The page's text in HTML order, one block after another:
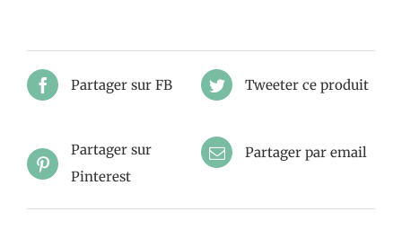
Partager sur FB Tweeter ce produit
Partager sur
Pinterest
Partager par email